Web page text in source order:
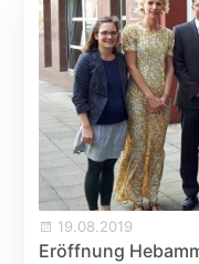
19.08.2019
Eröffnung